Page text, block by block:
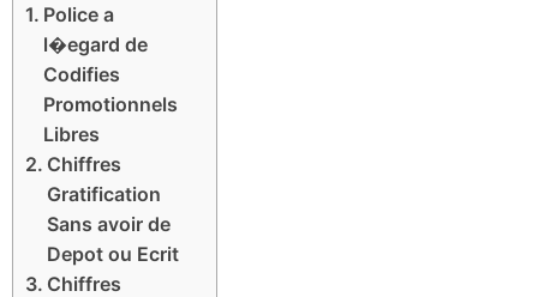
Police a
l�egard de
Codifies
Promotionnels
Libres
Chiffres
Gratification
Sans avoir de
Depot ou Ecrit
Chiffres